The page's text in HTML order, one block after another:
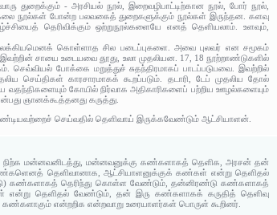
துறைக்கும் - அரசியல் நூல், இறைவழிபாட்டிற்கான நூல், போர் நூல்,
நூல்கள் போன்ற பலவகைத் துறைகளுக்கும் நூல்கள் இருந்தன. களவு
தெரிவிக்கும் ஒற்றுநூல்களையே எனத் தெளியலாம். உளவும்,
கொள்ளாத சில படைப்புகளை. அவை புலவர் என சமூகம்
சாயை உடையவை தூது, உலா முதலியன. 17, 18 நூற்றாண்டுகளில்
போக்கை மறுத்துச் சுதந்திரமாகப் பாடப்படுபவை. இவற்றில்
செய்திகள் காரசாரமாகக் கூறப்படும். தடாரி, டேப் முதலிய தோல்
கோயில் நிர்வாக அதிகாரிகளைப் பற்றிய ஊழல்களையும்
ஞானக்கூத்தனது கருத்து.
செய்வதில் தெளிவாய் இருக்கவேண்டும் ஆட்சியாளன்.
மன்னவனிடத்து, மன்னவனுக்கு கண்களாகத் தெளிக, அரசன் தன்
தெளிவானாக, ஆட்சியாளனுக்குக் கண்கள் என்று தெளிதல்
கண்களாகத் தெரிந்து கொள்ள வேண்டும், தன்னிரண்டு கண்களாகத்
தெளிதல் வேண்டும், தன் இரு கண்களாகக் கருதித் தெளிவு
என்றறிக என்றவாறு உரையாளர்கள் பொருள் கூறினர்.